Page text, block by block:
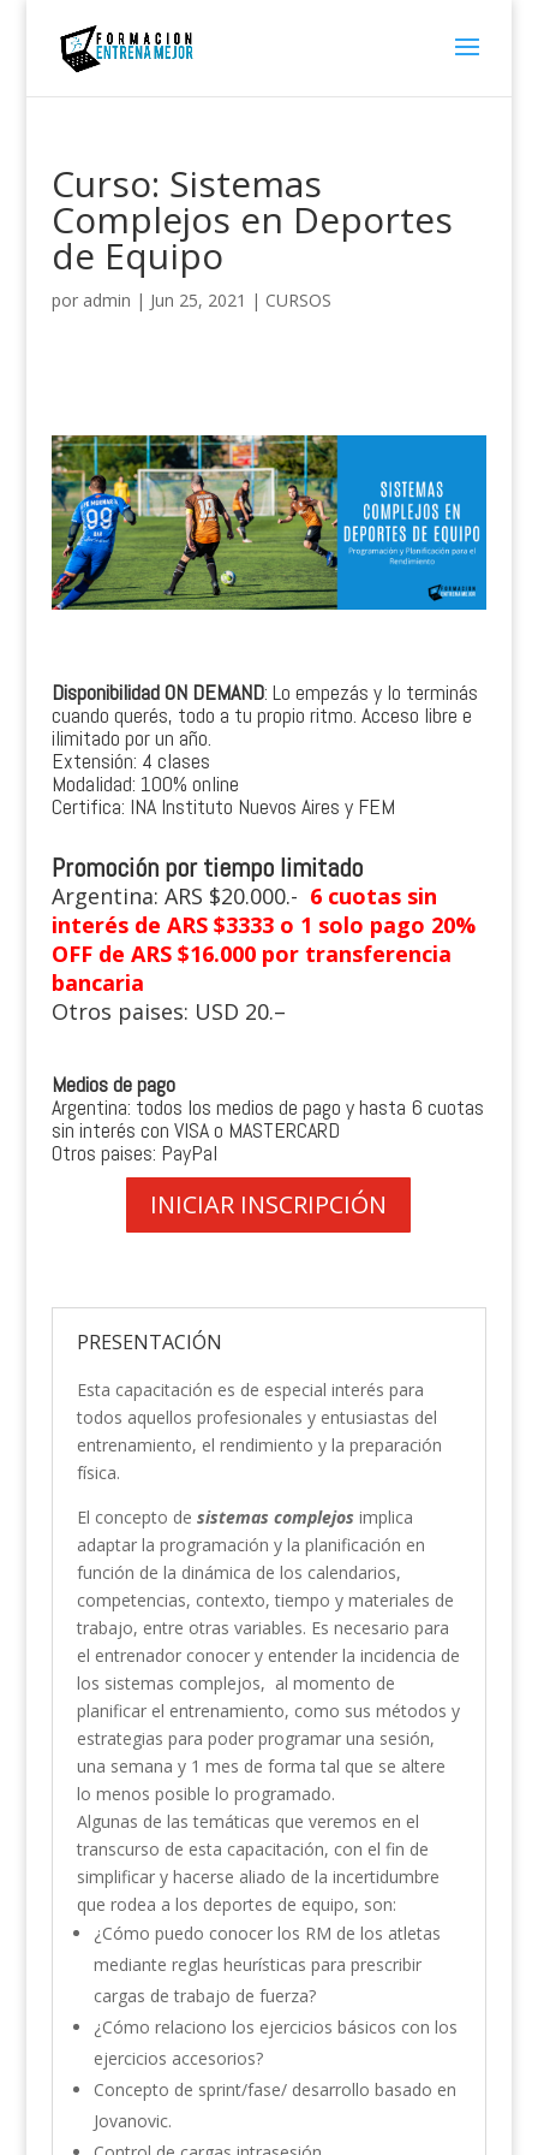
Curso: Sistemas
Complejos en Deportes
de Equipo
por admin | Jun 25, 2021 | CURSOS
DisponibilidadON DEMAND: Lo empezás y lo terminás
cuando querés, todo a tu propio ritmo. Acceso libre e
ilimitado por un año.
Extensión: 4 clases
Modalidad: 100% online
Certifica: INA Instituto Nuevos Aires y FEM
Promoción por tiempo limitado
Argentina: ARS $20.000.- 6 cuotas sin
interés de ARS $3333 o 1 solo pago 20%
OFF de ARS $16.000 por transferencia
bancaria
Otros paises: USD 20.–
Medios de pago
Argentina: todos los medios de pago y hasta 6 cuotas
sin interés con VISA o MASTERCARD
Otros paises: PayPal
INICIAR INSCRIPCIÓN
PRESENTACIÓN
Esta capacitación es de especial interés para
todos aquellos profesionales y entusiastas del
entrenamiento, el rendimiento y la preparación
física.
El concepto de sistemas complejos implica
adaptar la programación y la planificación en
función de la dinámica de los calendarios,
competencias, contexto, tiempo y materiales de
trabajo, entre otras variables. Es necesario para
el entrenador conocer y entender la incidencia de
los sistemas complejos, al momento de
planificar el entrenamiento, como sus métodos y
estrategias para poder programar una sesión,
una semana y 1 mes de forma tal que se altere
lo menos posible lo programado.
Algunas de las temáticas que veremos en el
transcurso de esta capacitación, con el fin de
simplificar y hacerse aliado de la incertidumbre
que rodea a los deportes de equipo, son:
¿Cómo puedo conocer los RM de los atletas
mediante reglas heurísticas para prescribir
cargas de trabajo de fuerza?
¿Cómo relaciono los ejercicios básicos con los
ejercicios accesorios?
Concepto de sprint/fase/ desarrollo basado en
Jovanovic.